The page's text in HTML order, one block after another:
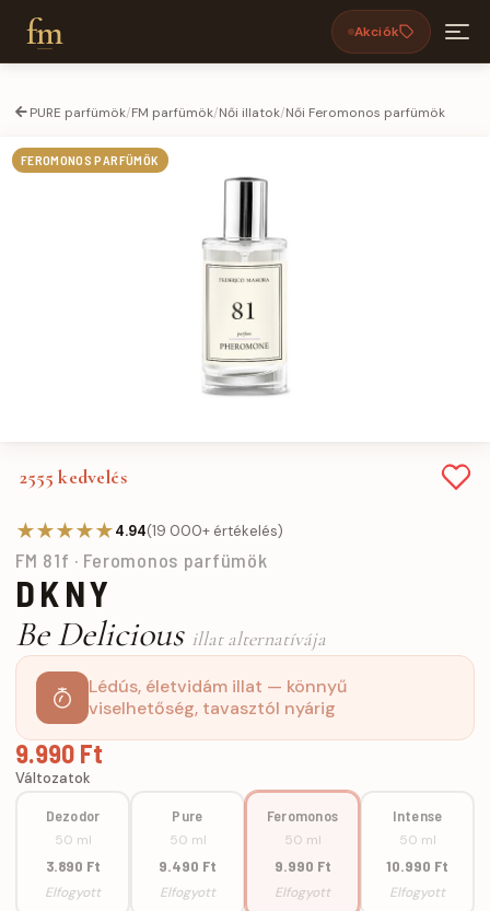
fm Akciók
PURE parfümök/FM parfümök/Női illatok/Női Feromonos parfümök
FEROMONOS PARFÜMÖK
2555 kedvelés
★★★★★4.94(19 000+ értékelés)
FM 81f · Feromonos parfümök
DKNY
Be Delicious illat alternatívája
Lédús, életvidám illat — könnyű
viselhetőség, tavasztól nyárig
9.990 Ft
Változatok
Dezodor
50 ml
3.890 Ft
Elfogyott
Pure
50 ml
9.490 Ft
Elfogyott
Feromonos
50 ml
9.990 Ft
Elfogyott
Intense
50 ml
10.990 Ft
Elfogyott